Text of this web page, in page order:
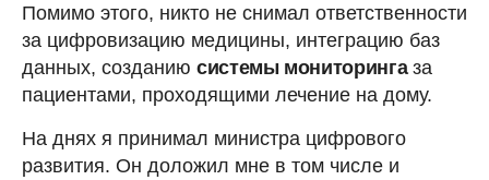
Помимо этого, никто не снимал ответственности
за цифровизацию медицины, интеграцию баз
данных, созданию системы мониторинга за
пациентами, проходящими лечение на дому.
На днях я принимал министра цифрового
развития. Он доложил мне в том числе и